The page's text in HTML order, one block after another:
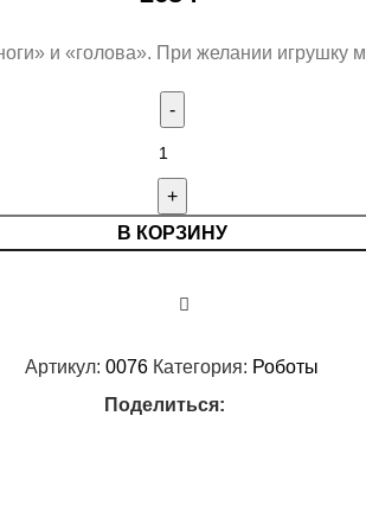
и «голова». При желании игрушку
В КОРЗИНУ
Артикул: 0076 Категория: Роботы
Поделиться: